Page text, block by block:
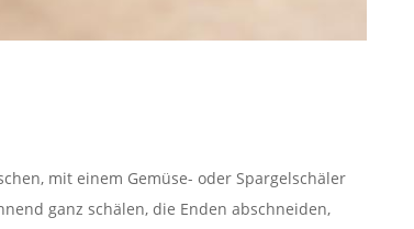
mit einem Gemüse- oder Spargelschäler
ganz schälen, die Enden abschneiden,